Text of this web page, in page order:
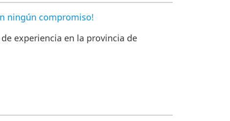
ningún compromiso!
experiencia en la provincia de